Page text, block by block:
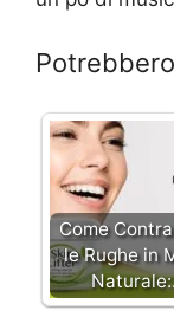
Come
le Rughe in